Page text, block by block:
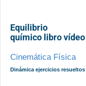
Equilibrio
químico libro vídeo
Cinemática Física
Dinámica ejercicios resueltos